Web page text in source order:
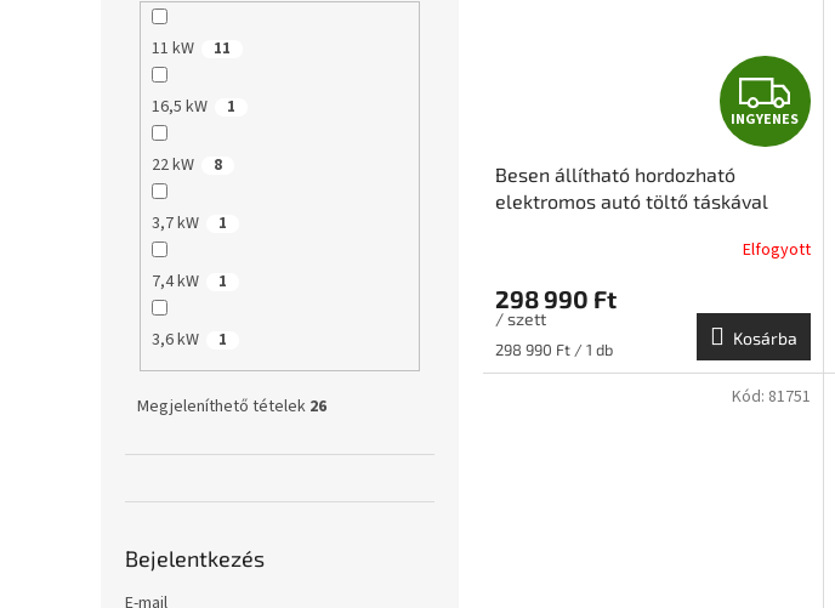
11 kW 11
16,5 kW 1
22 kW 8
3,7 kW 1
7,4 kW 1
3,6 kW 1
Megjeleníthető tételek 26
Bejelentkezés
I
N
Y
N
E
INGYENES
Besen állítható hordozható
elektromos autó töltő táskával
Elfogyott
298 990 Ft
/ szett
Egységár:
298 990 Ft / 1 db
Kosárba
Kód: 81751